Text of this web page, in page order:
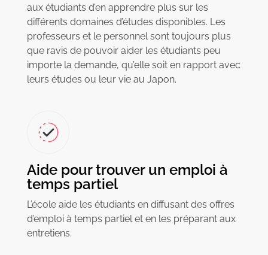
aux étudiants d’en apprendre plus sur les
différents domaines d’études disponibles. Les
professeurs et le personnel sont toujours plus
que ravis de pouvoir aider les étudiants peu
importe la demande, qu’elle soit en rapport avec
leurs études ou leur vie au Japon.
Aide pour trouver un emploi à
temps partiel
L’école aide les étudiants en diffusant des offres
d’emploi à temps partiel et en les préparant aux
entretiens.